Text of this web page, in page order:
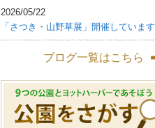
2026/05/22
「さつき・山野草展」開催しています
ブログ一覧はこちら